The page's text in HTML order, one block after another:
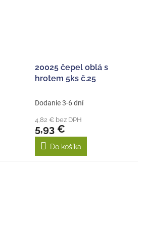
20025 čepel oblá s
hrotem 5ks č.25
Dodanie 3-6 dní
4,82 € bez DPH
5,93 €
Do košíka